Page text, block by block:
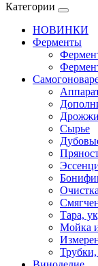
Категории
НОВИНКИ
Ферменты
Сырье
Тара,
Мойка